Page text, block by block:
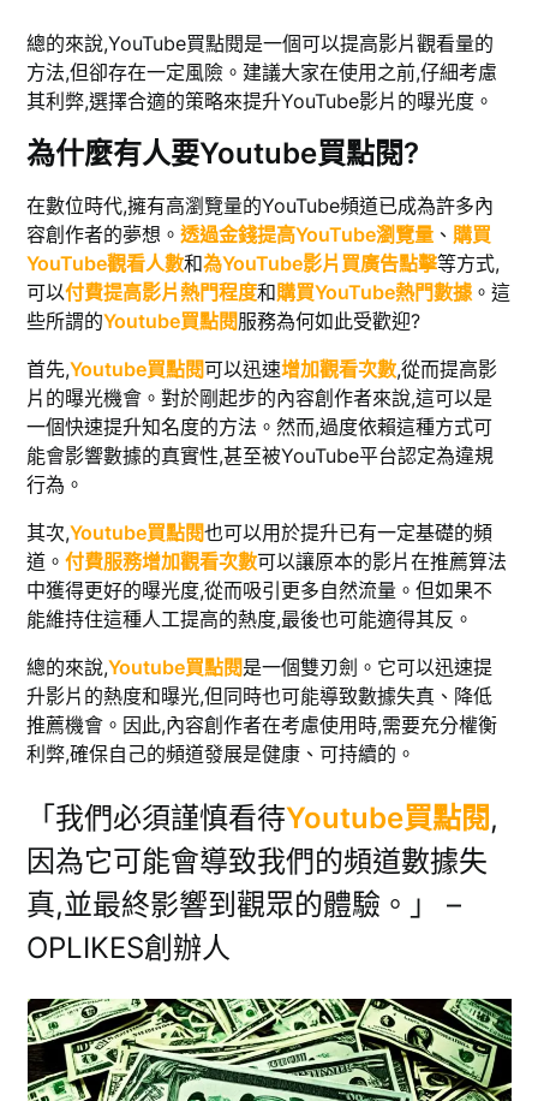
總的來說,YouTube買點閱是一個可以提高影片觀看量的
方法,但卻存在一定風險。建議大家在使用之前,仔細考慮
其利弊,選擇合適的策略來提升YouTube影片的曝光度。
為什麼有人要Youtube買點閱?
在數位時代,擁有高瀏覽量的YouTube頻道已成為許多內
容創作者的夢想。透過金錢提高YouTube瀏覽量 、 購買
YouTube觀看人數和為YouTube影片買廣告點擊等方式,
可以付費提高影片熱門程度和購買YouTube熱門數據 。這
些所謂的Youtube買點閱服務為何如此受歡迎?
首先,Youtube買點閱可以迅速增加觀看次數,從而提高影
片的曝光機會。對於剛起步的內容創作者來說,這可以是
一個快速提升知名度的方法。然而,過度依賴這種方式可
能會影響數據的真實性,甚至被YouTube平台認定為違規
行為。
其次,Youtube買點閱也可以用於提升已有一定基礎的頻
道。付費服務增加觀看次數可以讓原本的影片在推薦算法
中獲得更好的曝光度,從而吸引更多自然流量。但如果不
能維持住這種人工提高的熱度,最後也可能適得其反。
總的來說,Youtube買點閱是一個雙刃劍。它可以迅速提
升影片的熱度和曝光,但同時也可能導致數據失真、降低
推薦機會。因此,內容創作者在考慮使用時,需要充分權衡
利弊,確保自己的頻道發展是健康、可持續的。
「我們必須謹慎看待Youtube買點閱,
因為它可能會導致我們的頻道數據失
真,並最終影響到觀眾的體驗。」 –
OPLIKES創辦人